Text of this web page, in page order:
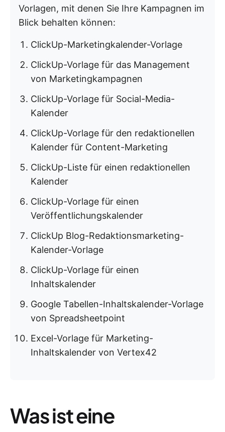
Vorlagen, mit denen Sie Ihre Kampagnen im
Blick behalten können:
ClickUp-Marketingkalender-Vorlage
ClickUp-Vorlage für das Management
von Marketingkampagnen
ClickUp-Vorlage für Social-Media-
Kalender
ClickUp-Vorlage für den redaktionellen
Kalender für Content-Marketing
ClickUp-Liste für einen redaktionellen
Kalender
ClickUp-Vorlage für einen
Veröffentlichungskalender
ClickUp Blog-Redaktionsmarketing-
Kalender-Vorlage
ClickUp-Vorlage für einen
Inhaltskalender
Google Tabellen-Inhaltskalender-Vorlage
von Spreadsheetpoint
Excel-Vorlage für Marketing-
Inhaltskalender von Vertex42
Was ist eine